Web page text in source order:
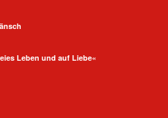
Leben und auf Liebe«